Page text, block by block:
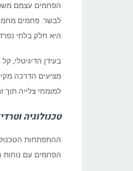
הפחמים עצמם
לבשר. פחמים מחמי
היא חלק בלתי
בעידן הדיגיטלי,
מציעים הדרכה
למומחי צלייה תוך
טכנולוגיה
ההתפתחות
הפחמים עם נוחות